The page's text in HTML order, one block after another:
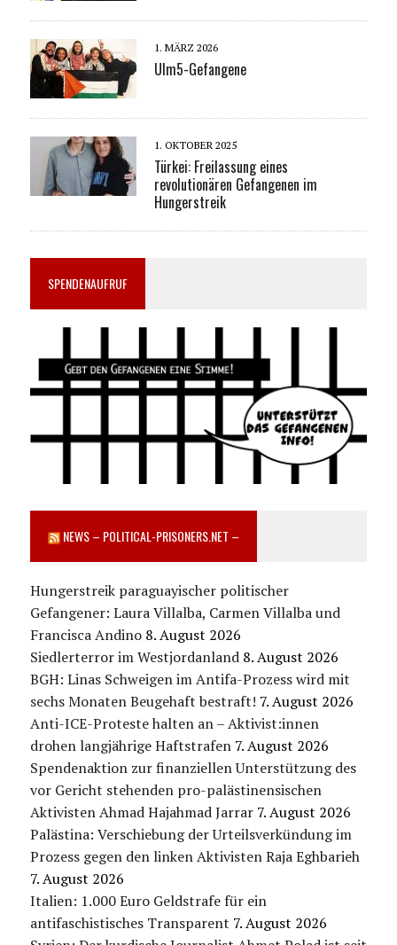
1. MÄRZ 2026
Ulm5-Gefangene
1. OKTOBER 2025
Türkei: Freilassung eines
revolutionären Gefangenen im
Hungerstreik
SPENDENAUFRUF
NEWS – POLITICAL-PRISONERS.NET –
Hungerstreik paraguayischer politischer
Gefangener: Laura Villalba, Carmen Villalba und
Francisca Andino 8. August 2026
Siedlerterror im Westjordanland 8. August 2026
BGH: Linas Schweigen im Antifa-Prozess wird mit
sechs Monaten Beugehaft bestraft! 7. August 2026
Anti-ICE-Proteste halten an – Aktivist:innen
drohen langjährige Haftstrafen 7. August 2026
Spendenaktion zur finanziellen Unterstützung des
vor Gericht stehenden pro-palästinensischen
Aktivisten Ahmad Hajahmad Jarrar 7. August 2026
Palästina: Verschiebung der Urteilsverkündung im
Prozess gegen den linken Aktivisten Raja Eghbarieh
7. August 2026
Italien: 1.000 Euro Geldstrafe für ein
antifaschistisches Transparent 7. August 2026